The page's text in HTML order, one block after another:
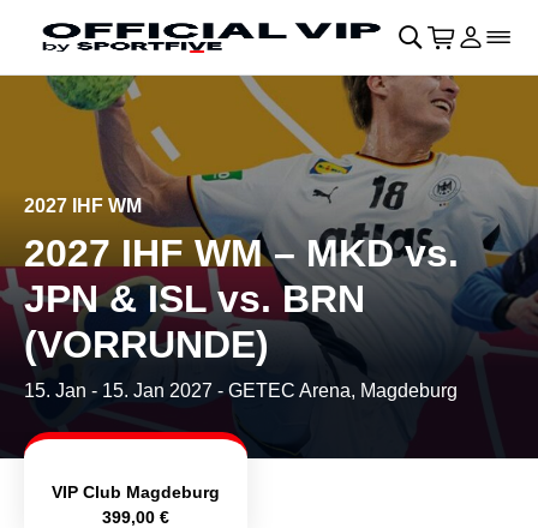
Navigation überspringen􀄫
􀊫 􀍩 Login
􀉩􀌇
2027 IHF WM
2027 IHF WM – MKD vs.
JPN & ISL vs. BRN
(VORRUNDE)
15. Jan - 15. Jan 2027 - GETEC Arena, Magdeburg
VIP Club Magdeburg
399,00 €